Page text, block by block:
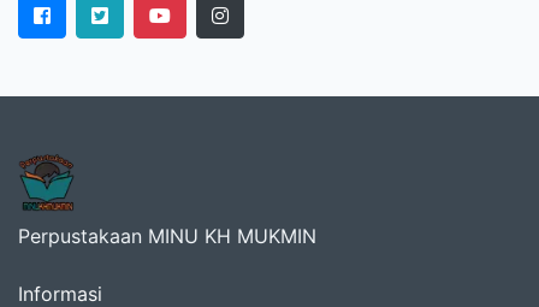
Perpustakaan MINU KH MUKMIN
Informasi